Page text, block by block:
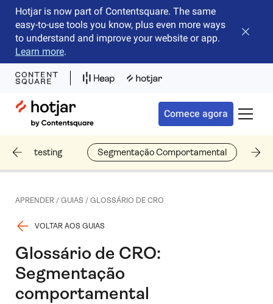
Hotjar is now part of Contentsquare. The same
easy-to-use tools you know, plus even more ways
to understand and improve your website or app.
Learn more.
Fechar
Hotjar Logo
Comece agora
A/B testing Segmentação Comportamental
APRENDER/ GUIAS / GLOSSÁRIO DE CRO
VOLTAR AOS GUIAS
Glossário de CRO:
Segmentação
comportamental